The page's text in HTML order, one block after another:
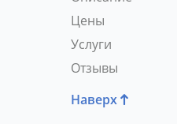
Цены
Услуги
Отзывы
Наверх